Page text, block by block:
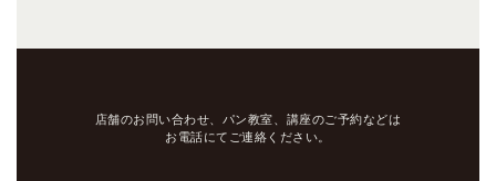
店舗のお問い合わせ、パン教室、講座のご予約などは
お電話にてご連絡ください。